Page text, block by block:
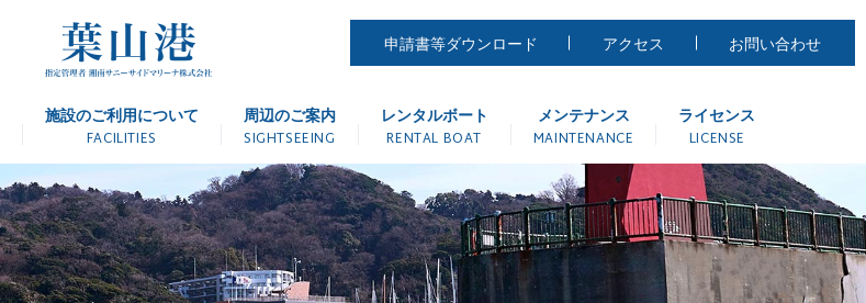
申請書等ダウンロード アクセス お問い合わせ
施設のご利用について
FACILITIES
周辺のご案内
SIGHTSEEING
レンタルボート
RENTAL BOAT
メンテナンス
MAINTENANCE
ライセンス
LICENSE